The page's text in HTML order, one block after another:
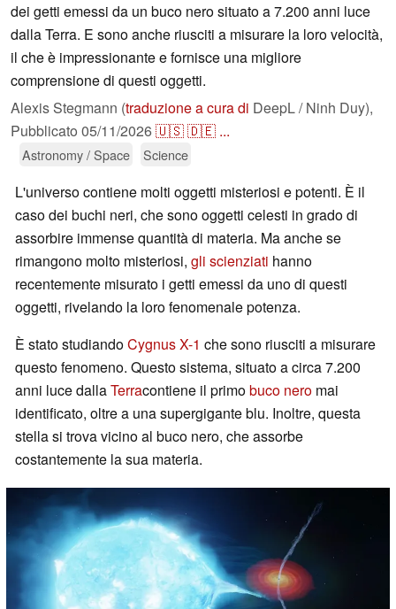
dei getti emessi da un buco nero situato a 7.200 anni luce
dalla Terra. E sono anche riusciti a misurare la loro velocità,
il che è impressionante e fornisce una migliore
comprensione di questi oggetti.
Alexis Stegmann (traduzione a cura di DeepL / Ninh Duy),
Pubblicato 05/11/2026🇺🇸🇩🇪 ...
Astronomy / Space Science
L'universo contiene molti oggetti misteriosi e potenti. È il
caso dei buchi neri, che sono oggetti celesti in grado di
assorbire immense quantità di materia. Ma anche se
rimangono molto misteriosi, gli scienziati hanno
recentemente misurato i getti emessi da uno di questi
oggetti, rivelando la loro fenomenale potenza.
È stato studiandoCygnus X-1 che sono riusciti a misurare
questo fenomeno. Questo sistema, situato a circa 7.200
anni luce dallaTerracontiene il primobuco nero mai
identificato, oltre a una supergigante blu. Inoltre, questa
stella si trova vicino al buco nero, che assorbe
costantemente la sua materia.